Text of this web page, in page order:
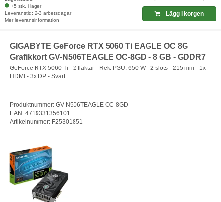
+5 stk. i lager
Leveranstid: 2-3 arbetsdagar
Mer leveransinformation
Lägg i korgen
GIGABYTE GeForce RTX 5060 Ti EAGLE OC 8G
Grafikkort GV-N506TEAGLE OC-8GD - 8 GB - GDDR7
GeForce RTX 5060 Ti - 2 fläktar - Rek. PSU: 650 W - 2 slots - 215 mm - 1x
HDMI - 3x DP - Svart
Produktnummer: GV-N506TEAGLE OC-8GD
EAN: 4719331356101
Artikelnummer: F25301851